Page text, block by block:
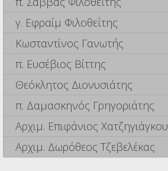
γ. Εφραίμ Φιλοθεΐτης
Κωσταντίνος Γανωτής
π. Ευσέβιος Βίττης
Θεόκλητος Διονυσιάτης
π. Δαμασκηνός Γρηγοριάτης
Αρχιμ. Επιφάνιος Χατζηγιάγκου
Αρχιμ. Δωρόθεος Τζεβελέκας